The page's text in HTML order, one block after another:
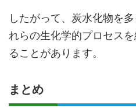
したがって、炭水化物を
れらの生化学的プロセス
ることがあります。
まとめ